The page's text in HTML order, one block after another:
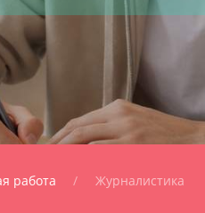
работа Журналистика